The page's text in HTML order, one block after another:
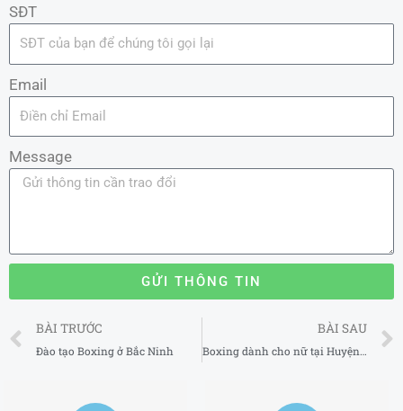
SĐT
Email
Message
GỬI THÔNG TIN
Prev
BÀI TRƯỚC
Đào tạo Boxing ở Bắc Ninh
BÀI SAU
Boxing dành cho nữ tại Huyện Hoài Đức Hà Nội 2025